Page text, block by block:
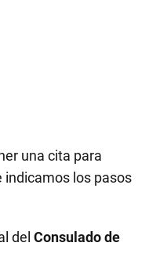
una cita para
los pasos
del Consulado de